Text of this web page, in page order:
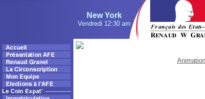
New York
Vendredi 12:30 am